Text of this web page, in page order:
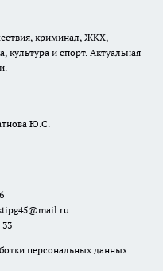
криминал, ЖКХ,
культура и спорт. Актуальная
Ю.С.
персональных данных